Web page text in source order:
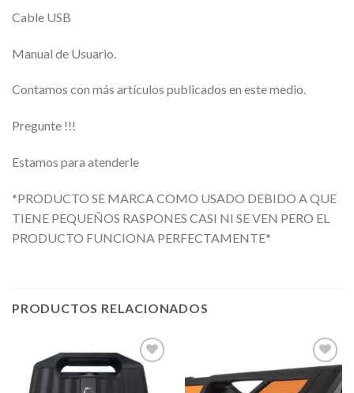
Cable USB
Manual de Usuario.
Contamos con más artículos publicados en este medio.
Pregunte !!!
Estamos para atenderle
*PRODUCTO SE MARCA COMO USADO DEBIDO A QUE
TIENE PEQUEÑOS RASPONES CASI NI SE VEN PERO EL
PRODUCTO FUNCIONA PERFECTAMENTE*
PRODUCTOS RELACIONADOS
Añadir
a la
Añadir